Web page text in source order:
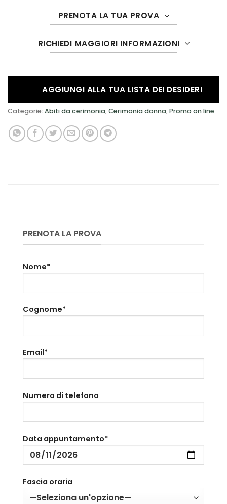
PRENOTA LA TUA PROVA
RICHIEDI MAGGIORI INFORMAZIONI
AGGIUNGI ALLA TUA LISTA DEI DESIDERI
Categorie: Abiti da cerimonia,Cerimonia donna,Promo on line
PRENOTA LA PROVA
Nome*
Cognome*
Email*
Numero di telefono
Data appuntamento*
Fascia oraria